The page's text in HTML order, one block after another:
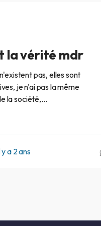
la vérité mdr
pas, elles sont
je n'ai pas la même
la société,...
a 2 ans